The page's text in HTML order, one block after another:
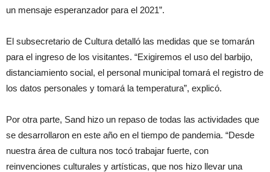
un mensaje esperanzador para el 2021”.
El subsecretario de Cultura detalló las medidas que se tomarán
para el ingreso de los visitantes. “Exigiremos el uso del barbijo,
distanciamiento social, el personal municipal tomará el registro de
los datos personales y tomará la temperatura”, explicó.
Por otra parte, Sand hizo un repaso de todas las actividades que
se desarrollaron en este año en el tiempo de pandemia. “Desde
nuestra área de cultura nos tocó trabajar fuerte, con
reinvenciones culturales y artísticas, que nos hizo llevar una